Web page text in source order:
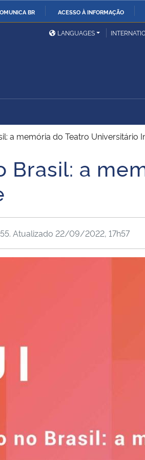
BR ACESSO À INFORMAÇÃO
Ministério das Relações
Exteriores
União
Banco Central do Brasil
LANGUAGES
a memória do Teatro Universitário
a
. Atualizado 22/09/2022, 17h57